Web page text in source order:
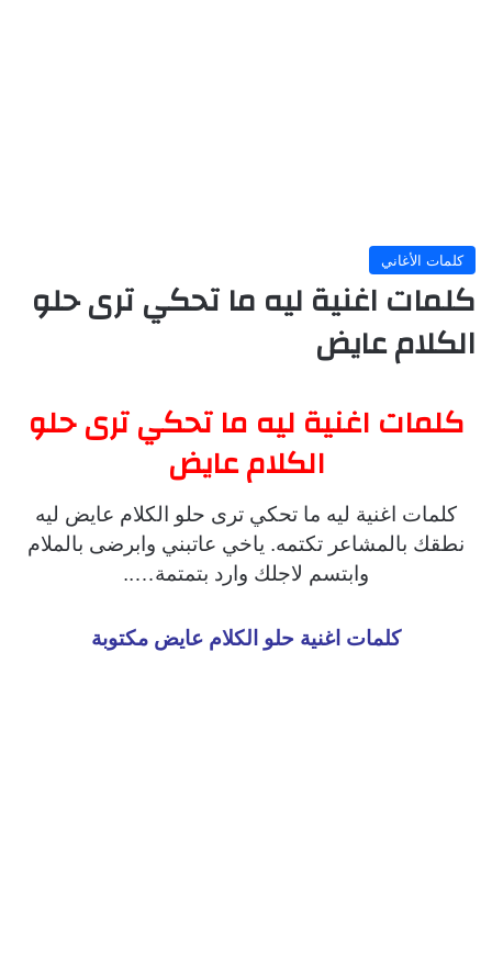
كلمات الأغاني
كلمات اغنية ليه ما تحكي ترى حلو
الكلام عايض
كلمات اغنية ليه ما تحكي ترى حلو
الكلام عايض
كلمات اغنية ليه ما تحكي ترى حلو الكلام عايض ليه
نطقك بالمشاعر تكتمه. ياخي عاتبني وابرضى بالملام
وابتسم لاجلك وارد بتمتمة…..
كلمات اغنية حلو الكلام عايض مكتوبة